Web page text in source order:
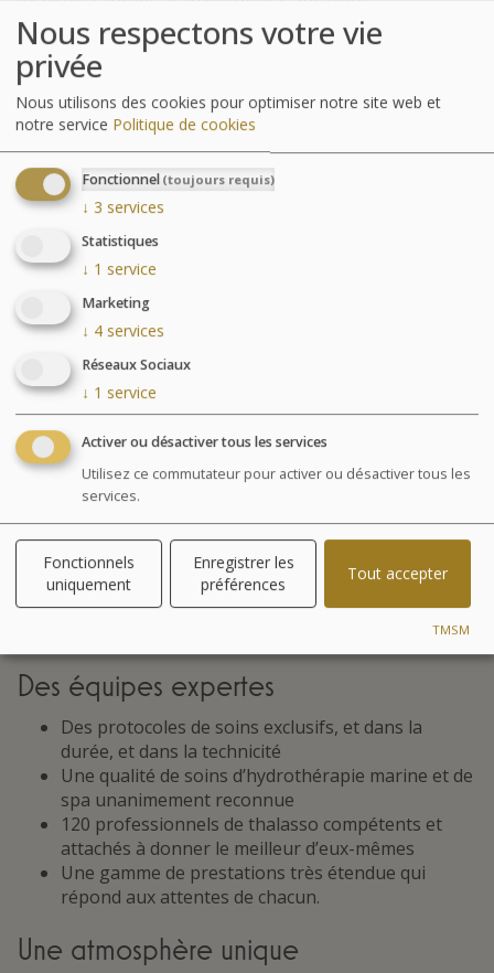
Le centre de Thalasso
Entrez dans un univers où le bien-être est un art de
vivre, où la grande tradition hôtelière est sublimée, où
les lieux ont une âme.
Équipes expertes, attentives et accueillantes,
atmosphère unique, équipements innovants, Les
Thermes Marins de Saint-Malo maîtrisent à la
perfection un savoir-faire qui s’enrichit depuis plus de
50 ans et qui s’exporte aux quatre coins du monde.
Des équipes expertes
Des protocoles de soins exclusifs, et dans la
durée, et dans la technicité
Une qualité de soins d’hydrothérapie marine et de
spa unanimement reconnue
120 professionnels de thalasso compétents et
attachés à donner le meilleur d’eux-mêmes
Une gamme de prestations très étendue qui
répond aux attentes de chacun.
Une atmosphère unique
Nous respectons votre vie
privée
Nous utilisons des cookies pour optimiser notre site web et
notre service Politique de cookies
Fonctionnel (toujours requis)
↓ 3 services
Statistiques
↓ 1 service
Marketing
↓ 4 services
Réseaux Sociaux
↓ 1 service
Activer ou désactiver tous les services
Utilisez ce commutateur pour activer ou désactiver tous les
services.
Fonctionnels
uniquement
Enregistrer les
préférences
Tout accepter
TMSM